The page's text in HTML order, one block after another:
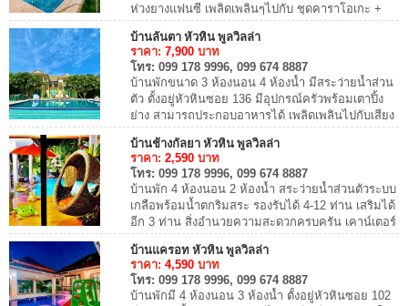
ห่วงยางแฟนซี เพลิดเพลินๆไปกับ ชุดคาราโอเกะ +
ไฟเธค ในบ้านพัก มีโต๊ะสนุ๊ก สามา...
บ้านลันตา หัวหิน พูลวิลล่า
ราคา: 7,900บาท
โทร: 099 178 9996, 099 674 8887
บ้านพักขนาด 3 ห้องนอน 4 ห้องน้ำ มีสระว่ายน้ำส่วน
ตัว ตั้งอยู่หัวหินซอย 136 มีอุปกรณ์ครัวพร้อมเตาปิ้ง
ย่าง สามารถประกอบอาหารได้ เพลิดเพลินไปกับเสียง
เพลงด้วยชุดคาราโอเกะ รองรับได้ 8 ท...
บ้านช้างกัลยา หัวหิน พูลวิลล่า
ราคา: 2,590บาท
โทร: 099 178 9996, 099 674 8887
บ้านพัก 4 ห้องนอน 2 ห้องน้ำ สระว่ายน้ำส่วนตัวระบบ
เกลือพร้อมน้ำตกริมสระ รองรับได้ 4-12 ท่าน เสริมได้
อีก 3 ท่าน สิ่งอำนวยความสะดวกครบครัน เคาน์เตอร์
บาร์ และ คาราโอเกะ + ไฟเธค ...
บ้านแครอท หัวหิน พูลวิลล่า
ราคา: 4,590บาท
โทร: 099 178 9996, 099 674 8887
บ้านพักมี 4 ห้องนอน 3 ห้องน้ำ ตั้งอยู่หัวหินซอย 102